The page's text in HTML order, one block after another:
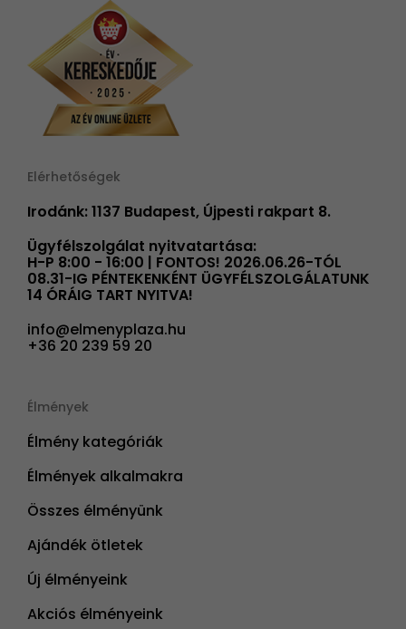
Elérhetőségek
Irodánk: 1137 Budapest, Újpesti rakpart 8.
Ügyfélszolgálat nyitvatartása:
H-P 8:00 - 16:00 | FONTOS! 2026.06.26-TÓL
08.31-IG PÉNTEKENKÉNT ÜGYFÉLSZOLGÁLATUNK
14 ÓRÁIG TART NYITVA!
info@elmenyplaza.hu
+36 20 239 59 20
Élmények
Élmény kategóriák
Élmények alkalmakra
Összes élményünk
Ajándék ötletek
Új élményeink
Akciós élményeink